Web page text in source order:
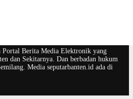
Berita Media Elektronik yang
dan Sekitarnya. Dan berbadan hukum
Media seputarbanten.id ada di